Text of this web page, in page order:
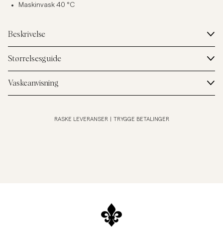
Maskinvask 40 °C
Beskrivelse
Størrelsesguide
Vaskeanvisning
RASKE LEVERANSER TRYGGE BETALINGER